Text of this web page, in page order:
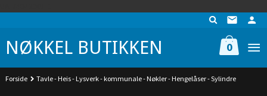
NØKKEL BUTIKKEN 0
Forside Tavle - Heis - Lysverk - kommunale - Nøkler - Hengelåser - Sylindre